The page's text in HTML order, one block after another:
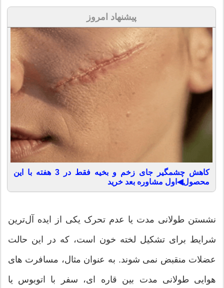
پیشنهاد امروز
کاهش چشمگیر جای زخم و بخیه فقط در 3 هفته با این
محصول◀اول مشاوره بعد خرید
نشستن طولانی مدت یا عدم تحرک یکی از ایده آل‌ترین
شرایط برای تشکیل لخته خون است، که در این حالت
عضلات منقبض نمی شوند. به عنوان مثال، مسافرت های
هوایی طولانی مدت بین قاره ای، سفر با اتوبوس یا